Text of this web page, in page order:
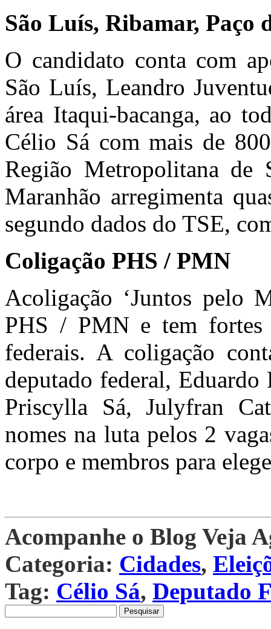
São Luís, Ribamar, Paço
O candidato conta com
São Luís, Leandro
área Itaqui-bacanga, ao
Célio Sá com mais de
Região Metropolitana
Maranhão arregimenta
segundo dados do TSE,
Coligação PHS / PMN
Acoligação ‘Juntos pelo
PHS / PMN e tem fortes
federais. A coligação
deputado federal,
Priscylla Sá, Julyfran
nomes na luta pelos 2
corpo e membros para
Acompanhe o Blog Veja
Categoria: Cidades,
Tag: Célio Sá, Deputado
por: